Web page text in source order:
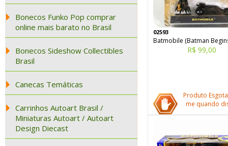
Bonecos Funko Pop comprar
online mais barato no Brasil
Bonecos Sideshow Collectibles
Brasil
Canecas Temáticas
Carrinhos Autoart Brasil /
Miniaturas Autoart / Autoart
Design Diecast
02593
Batmobile (Batman
R$ 99,00
Produto
me quando